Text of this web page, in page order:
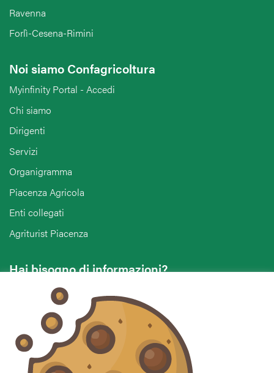
Ravenna
Forlì-Cesena-Rimini
Noi siamo Confagricoltura
Myinfinity Portal - Accedi
Chi siamo
Dirigenti
Servizi
Organigramma
Piacenza Agricola
Enti collegati
Agriturist Piacenza
Hai bisogno di informazioni?
Vuoi contattarci per ricevere assistenza, lasciare un
commento o chiedere informazioni?
CONTATTACI